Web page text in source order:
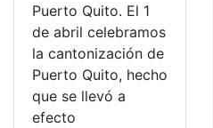
Puerto Quito. El 1
de abril celebramos
la cantonización de
Puerto Quito, hecho
que se llevó a
efecto